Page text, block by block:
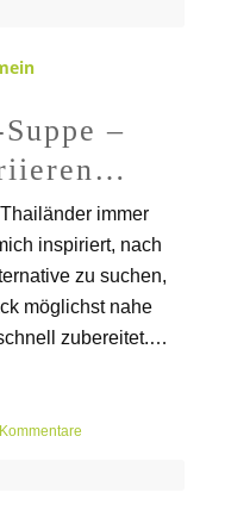
–
immer
inspiriert, nach
zu suchen,
möglichst nahe
zubereitet.…